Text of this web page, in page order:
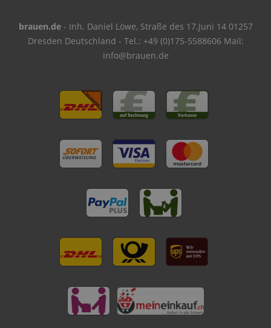
brauen.de- Inh. Daniel Löwe, Straße des 17.Juni 14 01257
Dresden Deutschland - Tel.: +49 (0)175-5588606 Mail:
info@brauen.de